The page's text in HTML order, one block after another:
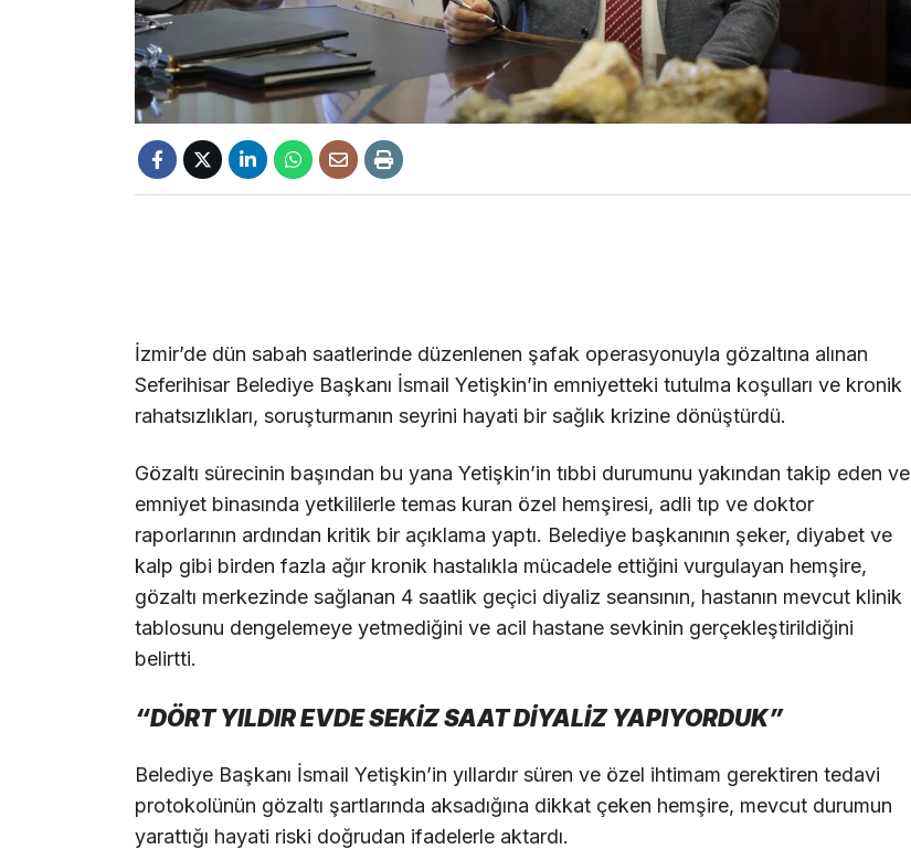
İzmir’de dün sabah saatlerinde düzenlenen şafak operasyonuyla gözaltına alınan
Seferihisar Belediye Başkanı İsmail Yetişkin’in emniyetteki tutulma koşulları ve kronik
rahatsızlıkları, soruşturmanın seyrini hayati bir sağlık krizine dönüştürdü.
Gözaltı sürecinin başından bu yana Yetişkin’in tıbbi durumunu yakından takip eden ve
emniyet binasında yetkililerle temas kuran özel hemşiresi, adli tıp ve doktor
raporlarının ardından kritik bir açıklama yaptı. Belediye başkanının şeker, diyabet ve
kalp gibi birden fazla ağır kronik hastalıkla mücadele ettiğini vurgulayan hemşire,
gözaltı merkezinde sağlanan 4 saatlik geçici diyaliz seansının, hastanın mevcut klinik
tablosunu dengelemeye yetmediğini ve acil hastane sevkinin gerçekleştirildiğini
belirtti.
“DÖRT YILDIR EVDE SEKİZ SAAT DİYALİZ YAPIYORDUK”
Belediye Başkanı İsmail Yetişkin’in yıllardır süren ve özel ihtimam gerektiren tedavi
protokolünün gözaltı şartlarında aksadığına dikkat çeken hemşire, mevcut durumun
yarattığı hayati riski doğrudan ifadelerle aktardı.